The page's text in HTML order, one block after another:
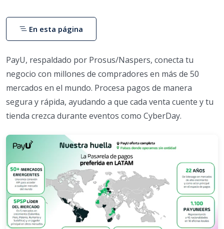
PayU, respaldado por Prosus/Naspers, conecta tu
negocio con millones de compradores en más de 50
mercados en el mundo. Procesa pagos de manera
segura y rápida, ayudando a que cada venta cuente y tu
tienda crezca durante eventos como CyberDay.
En esta página